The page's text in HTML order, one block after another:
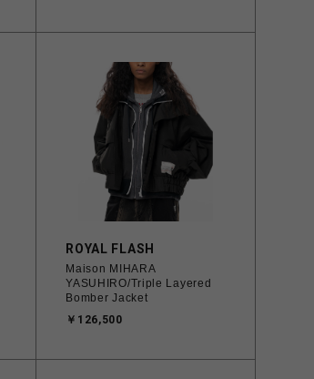
ROYAL FLASH
Maison MIHARA
YASUHIRO/Triple Layered
Bomber Jacket
￥126,500